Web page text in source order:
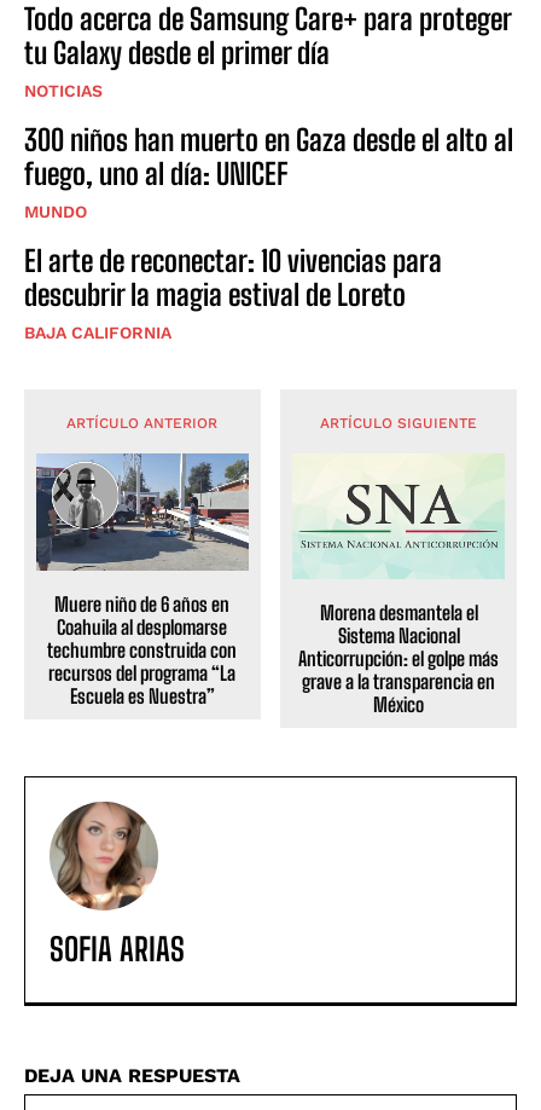
Todo acerca de Samsung Care+ para proteger
tu Galaxy desde el primer día
NOTICIAS
300 niños han muerto en Gaza desde el alto al
fuego, uno al día: UNICEF
MUNDO
El arte de reconectar: 10 vivencias para
descubrir la magia estival de Loreto
BAJA CALIFORNIA
ARTÍCULO ANTERIOR
Muere niño de 6 años en
Coahuila al desplomarse
techumbre construida con
recursos del programa “La
Escuela es Nuestra”
ARTÍCULO SIGUIENTE
Morena desmantela el
Sistema Nacional
Anticorrupción: el golpe más
grave a la transparencia en
México
SOFIA ARIAS
DEJA UNA RESPUESTA